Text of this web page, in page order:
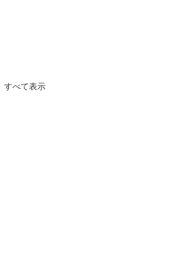
すべて表示